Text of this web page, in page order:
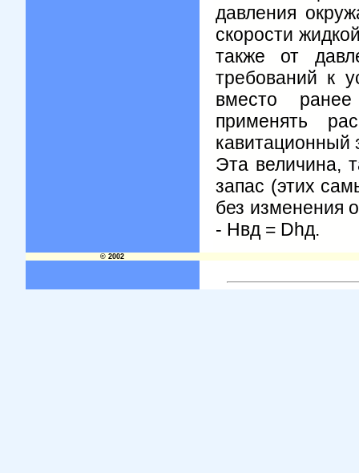
давления
скорости
также от
требований к
вместо
применять
кавитационный
Эта величина,
запас (этих
без изменения
- Нвд = Dhд.
© 2002